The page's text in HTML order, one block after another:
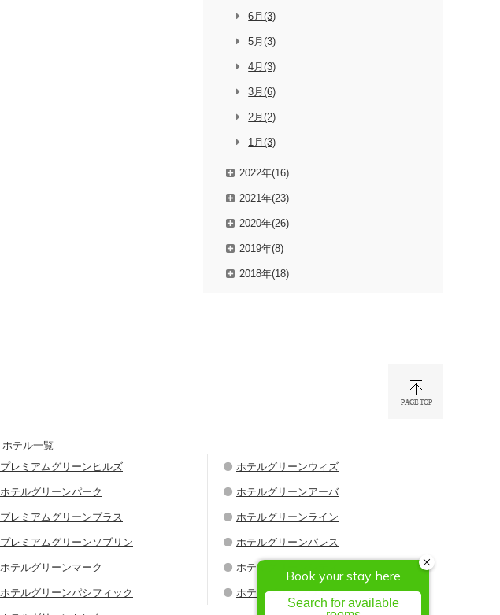
6月(3)
5月(3)
4月(3)
3月(6)
2月(2)
1月(3)
2022年(16)
2021年(23)
2020年(26)
2019年(8)
2018年(18)
ホテル一覧
プレミアムグリーンヒルズ
ホテルグリーンパーク
プレミアムグリーンプラス
プレミアムグリーンソブリン
ホテルグリーンマーク
ホテルグリーンパシフィック
ホテルグリーンウィズ
ホテルグリーンアーバ
ホテルグリーンライン
ホテルグリーンパレス
ホテルグリーンシティ
ホテルグリーンウエル